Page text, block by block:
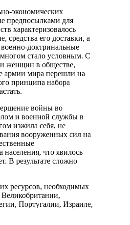
экономических
предпосылками для
характеризовалось
средства его доставки, а
доктринальные
стало условным. С
женщин в обществе,
армии мира перешли на
принципа набора
войны во
и военной службы в
изжила себя, не
вооруженных сил на
что явилось
В результате сложно
ресурсов, необходимых
Португалии, Израиле,